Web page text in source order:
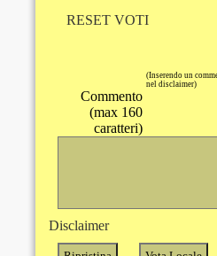
RESET VOTI
(Inserendo un
nel disclaimer)
Commento
(max 160
caratteri)
Disclaimer